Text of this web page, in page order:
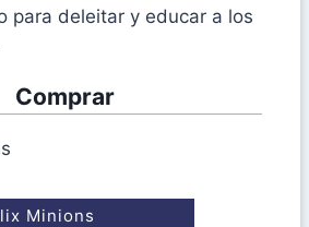
para deleitar y educar a los
Comprar
Minions